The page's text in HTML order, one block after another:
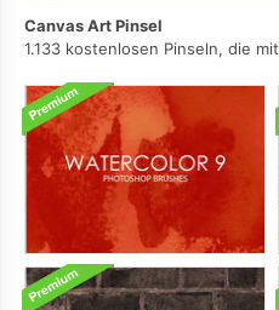
Canvas Art Pinsel
1.133 kostenlosen Pinseln, die mit